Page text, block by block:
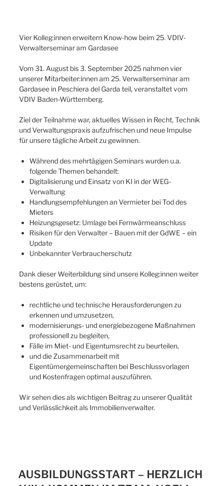
Vier Kolleg:innen erweitern Know-how beim 25. VDIV-
Verwalterseminar am Gardasee
Vom 31. August bis 3. September 2025 nahmen vier
unserer Mitarbeiter:innen am 25. Verwalterseminar am
Gardasee in Peschiera del Garda teil, veranstaltet vom
VDIV Baden-Württemberg.
Ziel der Teilnahme war, aktuelles Wissen in Recht, Technik
und Verwaltungspraxis aufzufrischen und neue Impulse
für unsere tägliche Arbeit zu gewinnen.
Während des mehrtägigen Seminars wurden u.a.
folgende Themen behandelt:
Digitalisierung und Einsatz von KI in der WEG-
Verwaltung
Handlungsempfehlungen an Vermieter bei Tod des
Mieters
Heizungsgesetz: Umlage bei Fernwärmeanschluss
Risiken für den Verwalter – Bauen mit der GdWE – ein
Update
Unbekannter Verbraucherschutz
Dank dieser Weiterbildung sind unsere Kolleg:innen weiter
bestens gerüstet, um:
rechtliche und technische Herausforderungen zu
erkennen und umzusetzen,
modernisierungs- und energiebezogene Maßnahmen
professionell zu begleiten,
Fälle im Miet- und Eigentumsrecht zu beurteilen,
und die Zusammenarbeit mit
Eigentümergemeinschaften bei Beschlussvorlagen
und Kostenfragen optimal auszuführen.
Wir sehen dies als wichtigen Beitrag zu unserer Qualität
und Verlässlichkeit als Immobilienverwalter.
AUSBILDUNGSSTART – HERZLICH